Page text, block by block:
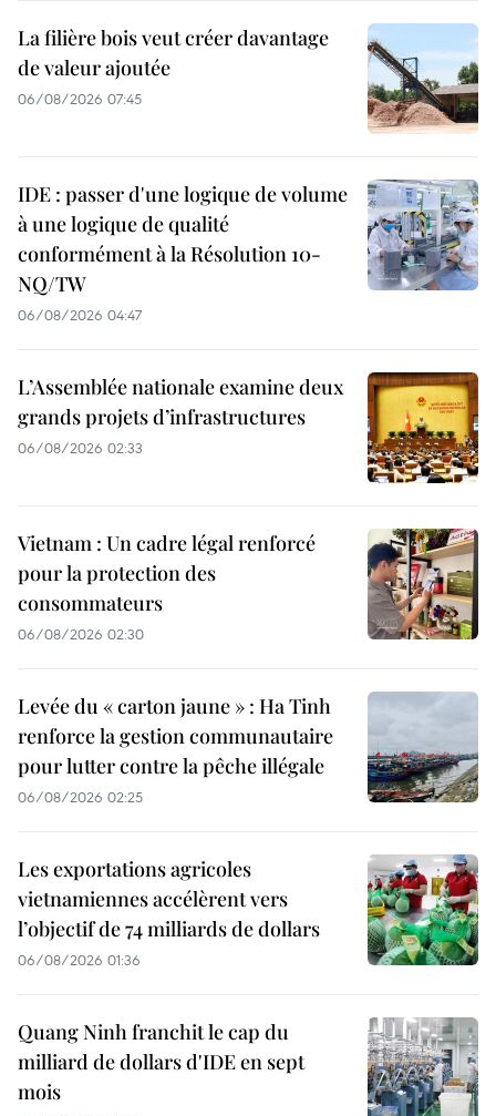
La filière bois veut créer davantage
de valeur ajoutée
06/08/2026 07:45
IDE : passer d'une logique de volume
à une logique de qualité
conformément à la Résolution 10-
NQ/TW
06/08/2026 04:47
L’Assemblée nationale examine deux
grands projets d’infrastructures
06/08/2026 02:33
Vietnam : Un cadre légal renforcé
pour la protection des
consommateurs
06/08/2026 02:30
Levée du « carton jaune » : Ha Tinh
renforce la gestion communautaire
pour lutter contre la pêche illégale
06/08/2026 02:25
Les exportations agricoles
vietnamiennes accélèrent vers
l’objectif de 74 milliards de dollars
06/08/2026 01:36
Quang Ninh franchit le cap du
milliard de dollars d'IDE en sept
mois